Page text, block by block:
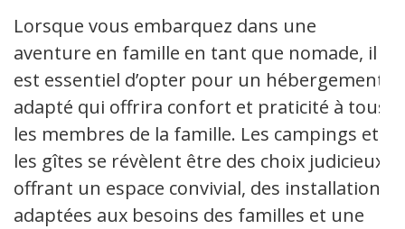
Lorsque vous embarquez dans une
aventure en famille en tant que nomade, il
est essentiel d’opter pour un hébergement
adapté qui offrira confort et praticité à tous
les membres de la famille. Les campings et
les gîtes se révèlent être des choix judicieux,
offrant un espace convivial, des installations
adaptées aux besoins des familles et une